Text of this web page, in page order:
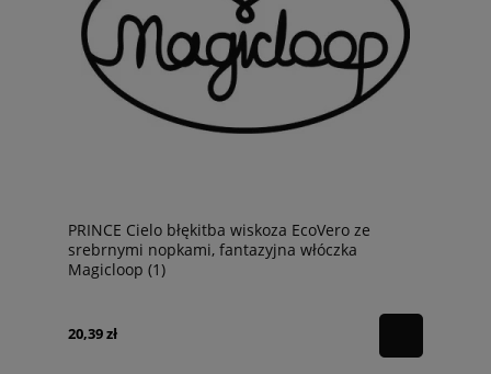
PRINCE Cielo błękitba wiskoza EcoVero ze
srebrnymi nopkami, fantazyjna włóczka
Magicloop (1)
20,39 zł